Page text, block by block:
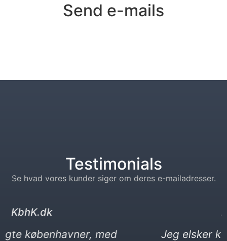
Send e-mails
Testimonials
Se hvad vores kunder siger om deres e-mailadresser.
Jeg elsker kebab og vittigheder. Min